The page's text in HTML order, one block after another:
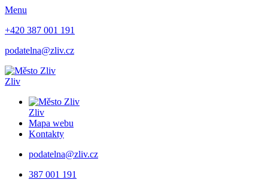
Menu
+420 387 001 191
podatelna@zliv.cz
Zliv
Zliv
Mapa webu
Kontakty
podatelna@zliv.cz
387 001 191